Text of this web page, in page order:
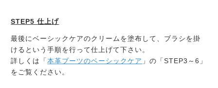
STEP5仕上げ
最後にベーシックケアのクリームを塗布して、ブラシを掛
けるという手順を行って仕上げて下さい。
詳しくは「本革ブーツのベーシックケア 」の「STEP3～6」
をご覧ください。